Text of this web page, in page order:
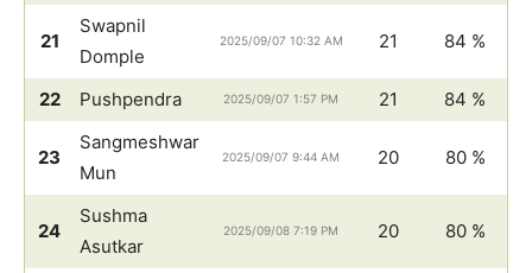
21
Swapnil
Domple
2025/09/07 10:32 AM 21 84 %
22 Pushpendra 2025/09/07 1:57 PM 21 84 %
23
Sangmeshwar
Mun
2025/09/07 9:44 AM 20 80 %
24
Sushma
Asutkar
2025/09/08 7:19 PM 20 80 %